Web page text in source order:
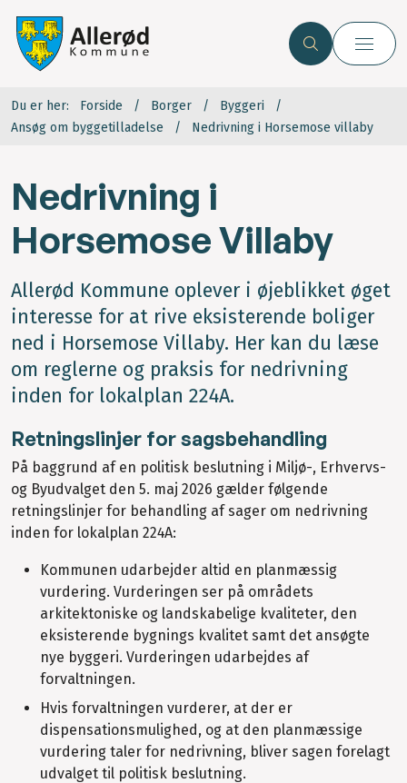
Du er her: Forside Borger
Byggeri
Ansøg om byggetilladelse
Nedrivning i Horsemose villaby
Nedrivning i
Horsemose Villaby
Allerød Kommune oplever i øjeblikket øget
interesse for at rive eksisterende boliger
ned i Horsemose Villaby. Her kan du læse
om reglerne og praksis for nedrivning
inden for lokalplan 224A.
Retningslinjer for sagsbehandling
På baggrund af en politisk beslutning i Miljø-, Erhvervs-
og Byudvalget den 5. maj 2026 gælder følgende
retningslinjer for behandling af sager om nedrivning
inden for lokalplan 224A:
Kommunen udarbejder altid en planmæssig
vurdering. Vurderingen ser på områdets
arkitektoniske og landskabelige kvaliteter, den
eksisterende bygnings kvalitet samt det ansøgte
nye byggeri. Vurderingen udarbejdes af
forvaltningen.
Hvis forvaltningen vurderer, at der er
dispensationsmulighed, og at den planmæssige
vurdering taler for nedrivning, bliver sagen forelagt
udvalget til politisk beslutning.